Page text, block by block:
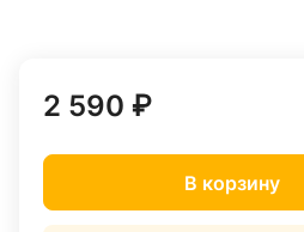
2 590 ₽
В корзину